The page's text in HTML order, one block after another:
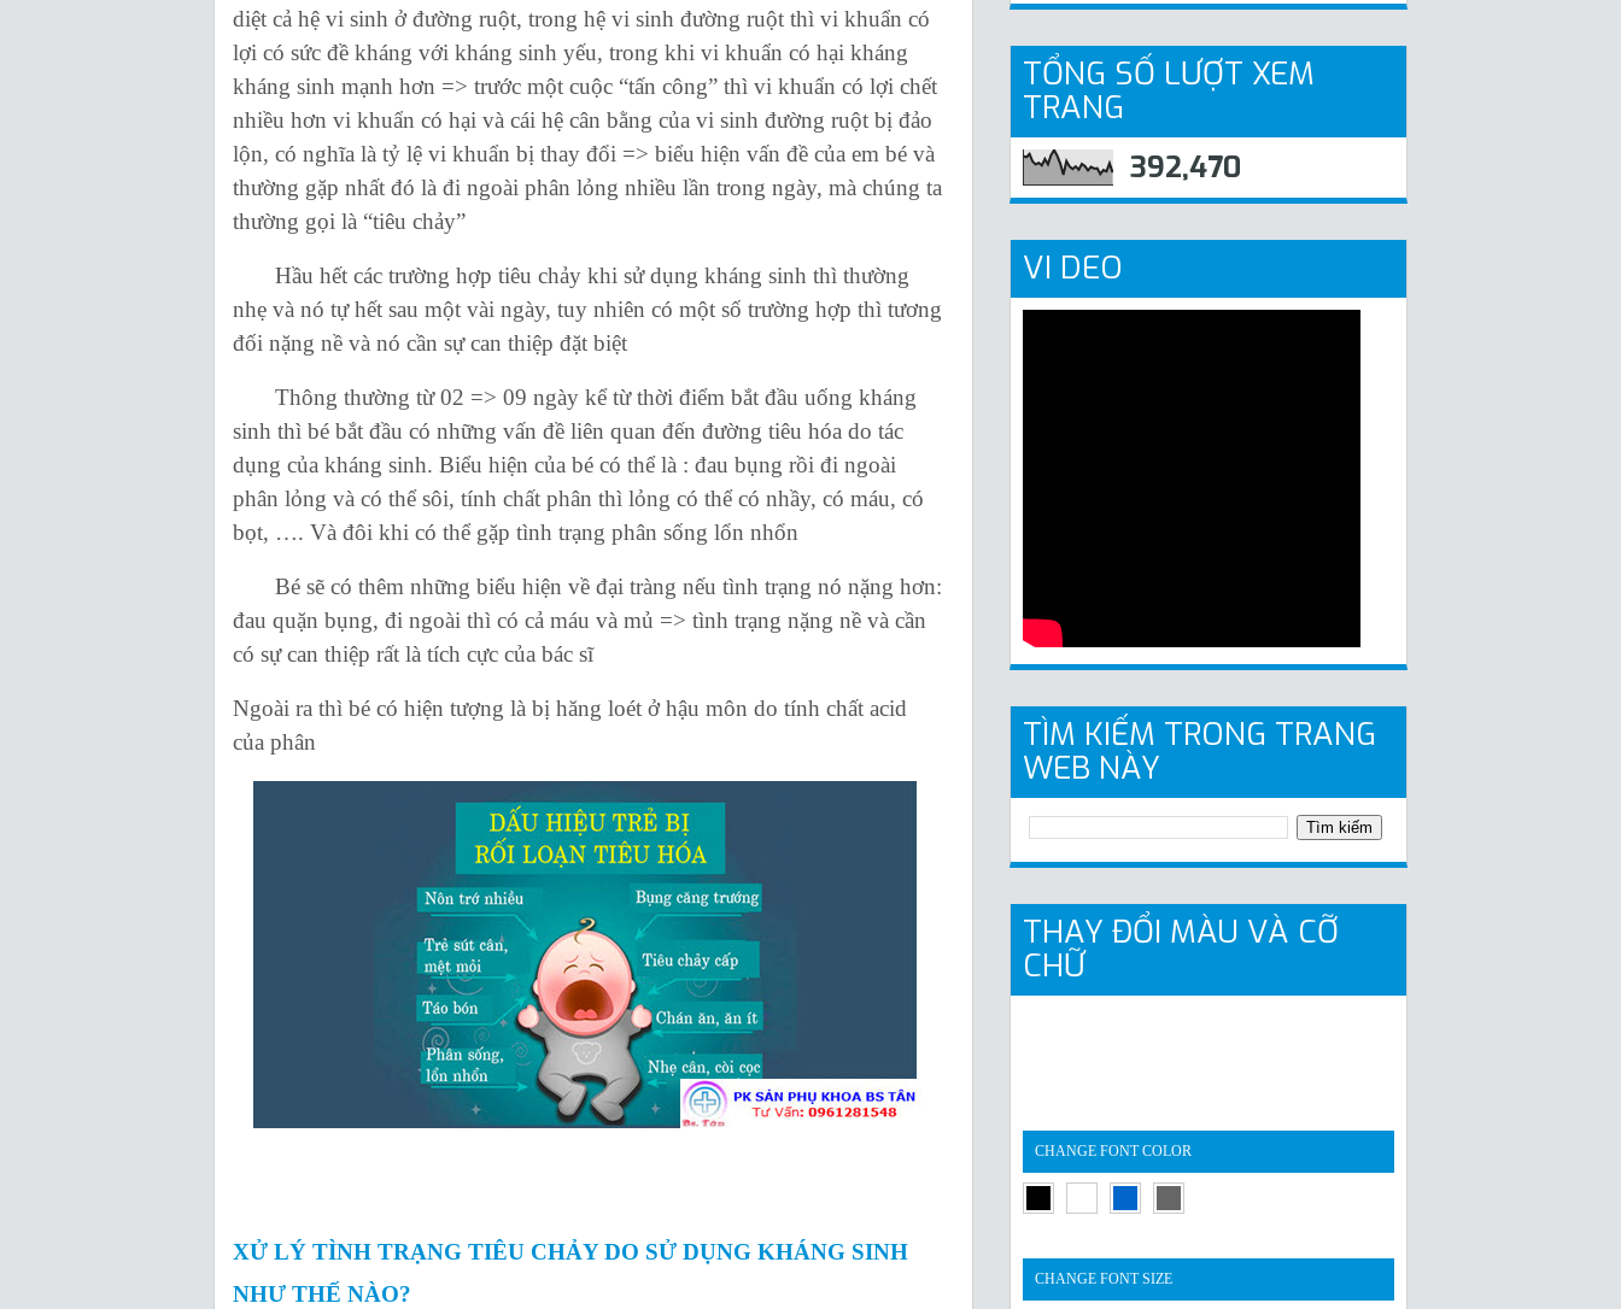
diệt cả hệ vi sinh ở đường ruột, trong hệ vi sinh đường ruột thì vi khuẩn có
lợi có sức đề kháng với kháng sinh yếu, trong khi vi khuẩn có hại kháng
kháng sinh mạnh hơn => trước một cuộc “tấn công” thì vi khuẩn có lợi chết
nhiều hơn vi khuẩn có hại và cái hệ cân bằng của vi sinh đường ruột bị đảo
lộn, có nghĩa là tỷ lệ vi khuẩn bị thay đổi => biểu hiện vấn đề của em bé và
thường gặp nhất đó là đi ngoài phân lỏng nhiều lần trong ngày, mà chúng ta
thường gọi là “tiêu chảy”
Hầu hết các trường hợp tiêu chảy khi sử dụng kháng sinh thì thường
nhẹ và nó tự hết sau một vài ngày, tuy nhiên có một số trường hợp thì tương
đối nặng nề và nó cần sự can thiệp đặt biệt
Thông thường từ 02 => 09 ngày kể từ thời điểm bắt đầu uống kháng
sinh thì bé bắt đầu có những vấn đề liên quan đến đường tiêu hóa do tác
dụng của kháng sinh. Biểu hiện của bé có thể là : đau bụng rồi đi ngoài
phân lỏng và có thể sôi, tính chất phân thì lỏng có thể có nhầy, có máu, có
bọt, …. Và đôi khi có thể gặp tình trạng phân sống lổn nhổn
Bé sẽ có thêm những biểu hiện về đại tràng nếu tình trạng nó nặng hơn:
đau quặn bụng, đi ngoài thì có cả máu và mủ => tình trạng nặng nề và cần
có sự can thiệp rất là tích cực của bác sĩ
Ngoài ra thì bé có hiện tượng là bị hăng loét ở hậu môn do tính chất acid
của phân
XỬ LÝ TÌNH TRẠNG TIÊU CHẢY DO SỬ DỤNG KHÁNG SINH
NHƯ THẾ NÀO?
TỔNG SỐ LƯỢT XEM
TRANG
392,470
VI DEO
TÌM KIẾM TRONG TRANG
WEB NÀY
THAY ĐỔI MÀU VÀ CỠ
CHỮ
CHANGE FONT COLOR
CHANGE FONT SIZE